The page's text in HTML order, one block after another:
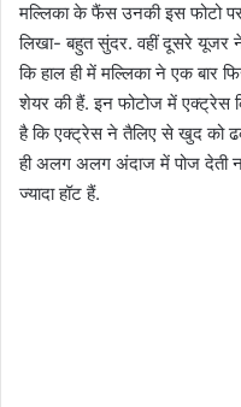
मल्लिका के फैंस उनकी इस फोटो
लिखा- बहुत सुंदर. वहीं दूसरे यूजर
कि हाल ही में मल्लिका ने एक बार
शेयर की हैं. इन फोटोज में एक्ट्रेस
है कि एक्ट्रेस ने तैलिए से खुद को
ही अलग अलग अंदाज में पोज देती
ज्यादा हॉट हैं.